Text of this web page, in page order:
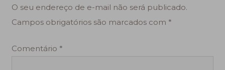
O seu endereço de e-mail não será publicado.
Campos obrigatórios são marcados com *
Comentário *